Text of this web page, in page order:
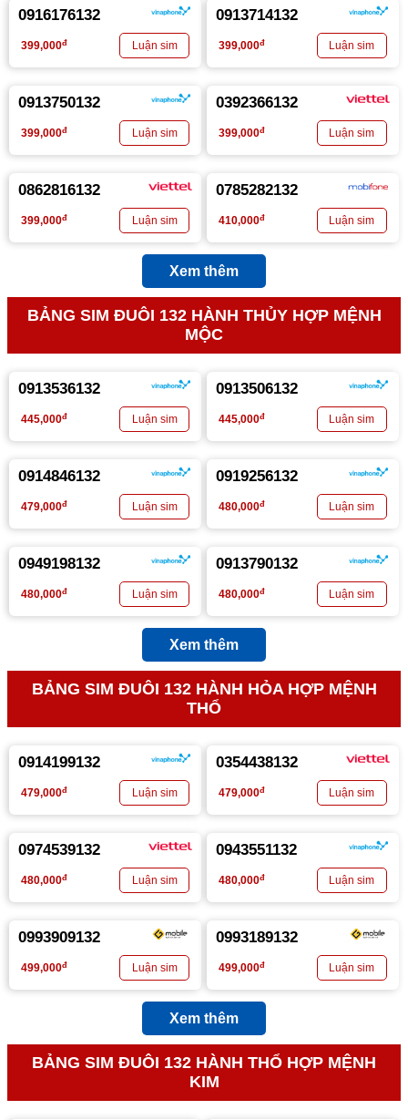
0916176132
399,000đ
0913714132
399,000đ
0913750132
399,000đ
0392366132
399,000đ
0862816132
399,000đ
0785282132
410,000đ
Xem thêm
BẢNG SIM ĐUÔI 132 HÀNH THỦY HỢP MỆNH
MỘC
0913536132
445,000đ
0913506132
445,000đ
0914846132
479,000đ
0919256132
480,000đ
0949198132
480,000đ
0913790132
480,000đ
Xem thêm
BẢNG SIM ĐUÔI 132 HÀNH HỎA HỢP MỆNH
THỔ
0914199132
479,000đ
0354438132
479,000đ
0974539132
480,000đ
0943551132
480,000đ
0993909132
499,000đ
0993189132
499,000đ
Xem thêm
BẢNG SIM ĐUÔI 132 HÀNH THỔ HỢP MỆNH
KIM